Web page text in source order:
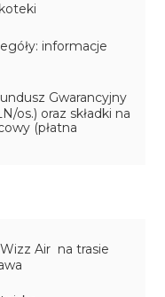
informacje
Gwarancyjny
os.) oraz składki na
(płatna
Air na trasie